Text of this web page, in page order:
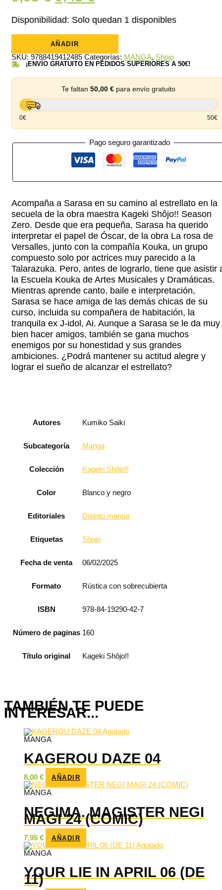
precio
original
era:
9,95 €.
precio
actual
es:
9,45 €.
Disponibilidad: Solo quedan 1 disponibles
cantidad
AÑADIR
SKU: 9788419412485 Categorías: MANGA, Shojo
¡ENVÍO GRATUITO EN PEDIDOS SUPERIORES A 50€!
Te faltan 50,00 €para envío gratuito
0€ 50€
Pago seguro garantizado
Acompaña a Sarasa en su camino al estrellato en la
secuela de la obra maestra Kageki Shôjo!! Season
Zero. Desde que era pequeña, Sarasa ha querido
interpretar el papel de Óscar, de la obra La rosa de
Versalles, junto con la compañía Kouka, un grupo
compuesto solo por actrices muy parecido a la
Talarazuka. Pero, antes de lograrlo, tiene que asistir
la Escuela Kouka de Artes Musicales y Dramáticas.
Mientras aprende canto, baile e interpretación,
Sarasa se hace amiga de las demás chicas de su
curso, incluida su compañera de habitación, la
tranquila ex J-idol, Ai. Aunque a Sarasa se le da muy
bien hacer amigos, también se gana muchos
enemigos por su honestidad y sus grandes
ambiciones. ¿Podrá mantener su actitud alegre y
lograr el sueño de alcanzar el estrellato?
Autores Kumiko Saiki
Subcategoría Manga
Colección Kageki Shôjo!!
Color Blanco y negro
Editoriales Distrito manga
Etiquetas Shojo
Fecha de venta 06/02/2025
Formato Rústica con sobrecubierta
ISBN 978-84-19290-42-7
Número de paginas 160
Título original Kageki Shôjo!!
TAMBIÉN TE PUEDE
INTERESAR...
Agotado
MANGA
KAGEROU DAZE 04
8,00 € AÑADIR
MANGA
NEGIMA. MAGISTER NEGI
MAGI 24 (COMIC)
7,95 € AÑADIR
Agotado
MANGA
YOUR LIE IN APRIL 06 (DE
11)